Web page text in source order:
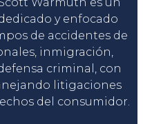
y enfocado
de accidentes de
inmigración,
criminal, con
litigaciones
del consumidor.